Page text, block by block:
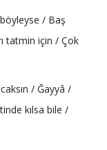
/ Baş
tatmin için / Çok
/ Ğayyâ /
kılsa bile /